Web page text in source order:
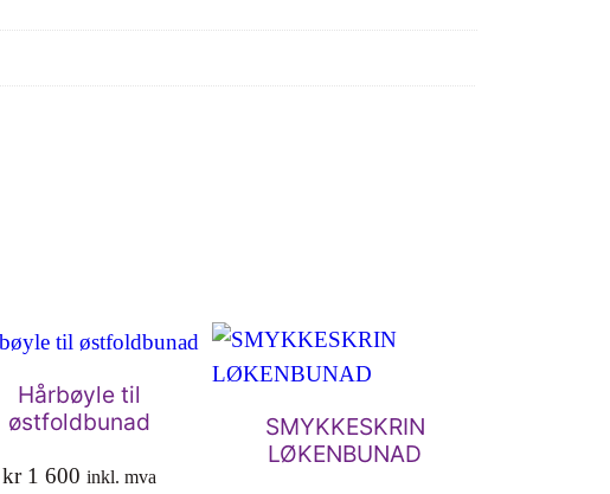
Hårbøyle til
østfoldbunad
kr1 600 inkl. mva
SMYKKESKRIN
LØKENBUNAD